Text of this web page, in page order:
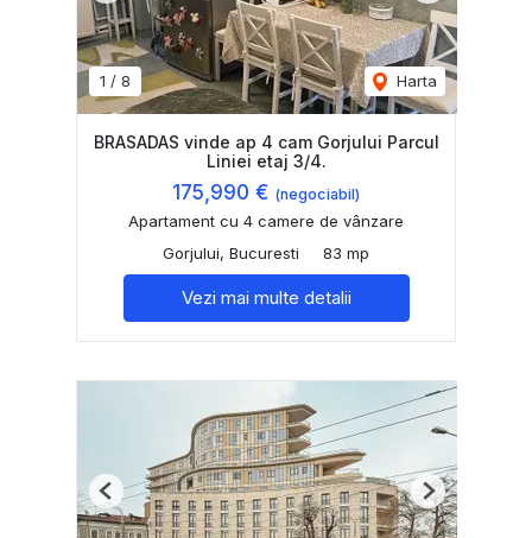
1 / 8 Harta
BRASADAS vinde ap 4 cam Gorjului Parcul
Liniei etaj 3/4.
175,990 € (negociabil)
Apartament cu 4 camere de vânzare
Gorjului, Bucuresti
83 mp
Vezi mai multe detalii
Previous Next